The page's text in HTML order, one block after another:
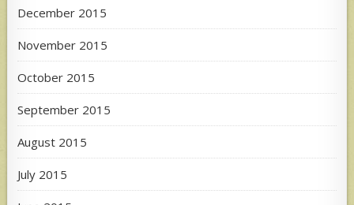
December 2015
November 2015
October 2015
September 2015
August 2015
July 2015